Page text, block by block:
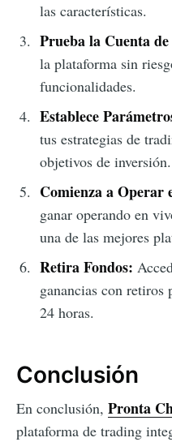
las características.
Prueba la Cuenta
la plataforma sin
funcionalidades.
Establece
tus estrategias de
objetivos de inversión.
Comienza a Operar
ganar operando en
una de las mejores
Retira Fondos:
ganancias con retiros
24 horas.
Conclusión
En conclusión, Pronta
plataforma de trading